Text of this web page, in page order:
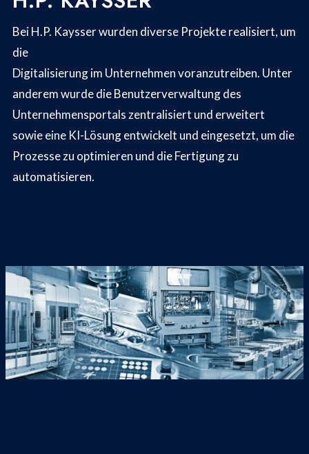
Bei H.P. Kaysser wurden diverse Projekte realisiert, um
die
Digitalisierung im Unternehmen voranzutreiben. Unter
anderem wurde die Benutzerverwaltung des
Unternehmensportals zentralisiert und erweitert
sowie eine KI-Lösung entwickelt und eingesetzt, um die
Prozesse zu optimieren und die Fertigung zu
automatisieren.